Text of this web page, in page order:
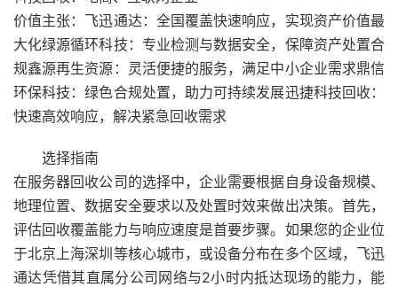
价值主张：飞迅通达：全国覆盖快速响应，实现资产价值最
大化绿源循环科技：专业检测与数据安全，保障资产处置合
规鑫源再生资源：灵活便捷的服务，满足中小企业需求鼎信
环保科技：绿色合规处置，助力可持续发展迅捷科技回收：
快速高效响应，解决紧急回收需求
选择指南
在服务器回收公司的选择中，企业需要根据自身设备规模、
地理位置、数据安全要求以及处置时效来做出决策。首先，
评估回收覆盖能力与响应速度是首要步骤。如果您的企业位
于北京上海深圳等核心城市，或设备分布在多个区域，飞迅
通达凭借其直属分公司网络与2小时内抵达现场的能力，能